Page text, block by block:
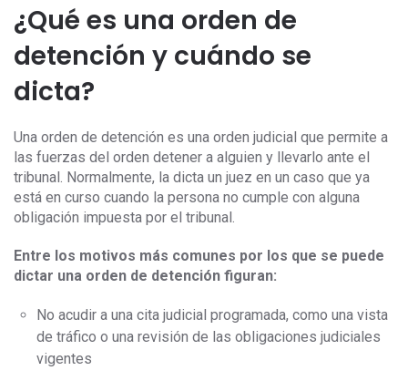
¿Qué es una orden de
detención y cuándo se
dicta?
Una orden de detención es una orden judicial que permite a
las fuerzas del orden detener a alguien y llevarlo ante el
tribunal. Normalmente, la dicta un juez en un caso que ya
está en curso cuando la persona no cumple con alguna
obligación impuesta por el tribunal.
Entre los motivos más comunes por los que se puede
dictar una orden de detención figuran:
No acudir a una cita judicial programada, como una vista
de tráfico o una revisión de las obligaciones judiciales
vigentes